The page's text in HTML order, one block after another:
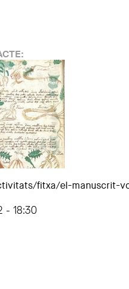
fitxa/el-manuscrit-
- 18:30
El manuscrit Voynich. Un